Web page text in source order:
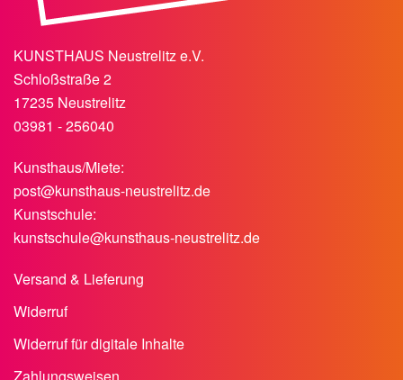
KUNSTHAUS Neustrelitz e.V.
Schloßstraße 2
17235 Neustrelitz
03981 - 256040
Kunsthaus/Miete:
post@kunsthaus-neustrelitz.de
Kunstschule:
kunstschule@kunsthaus-neustrelitz.de
Versand & Lieferung
Widerruf
Widerruf für digitale Inhalte